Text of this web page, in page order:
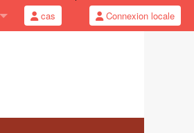
cas Connexion locale